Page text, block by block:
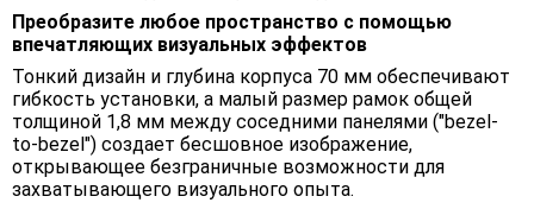
Преобразите любое пространство с помощью
впечатляющих визуальных эффектов
Тонкий дизайн и глубина корпуса 70 мм обеспечивают
гибкость установки, а малый размер рамок общей
толщиной 1,8 мм между соседними панелями ("bezel-
to-bezel") создает бесшовное изображение,
открывающее безграничные возможности для
захватывающего визуального опыта.